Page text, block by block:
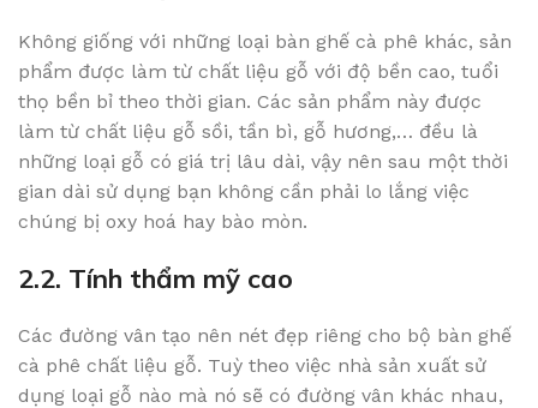
Không giống với những loại bàn ghế cà phê khác, sản
phẩm được làm từ chất liệu gỗ với độ bền cao, tuổi
thọ bền bỉ theo thời gian. Các sản phẩm này được
làm từ chất liệu gỗ sồi, tần bì, gỗ hương,… đều là
những loại gỗ có giá trị lâu dài, vậy nên sau một thời
gian dài sử dụng bạn không cần phải lo lắng việc
chúng bị oxy hoá hay bào mòn.
2.2. Tính thẩm mỹ cao
Các đường vân tạo nên nét đẹp riêng cho bộ bàn ghế
cà phê chất liệu gỗ. Tuỳ theo việc nhà sản xuất sử
dụng loại gỗ nào mà nó sẽ có đường vân khác nhau,